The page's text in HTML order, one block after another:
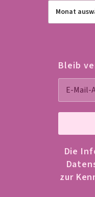
Bleib
Die
zur